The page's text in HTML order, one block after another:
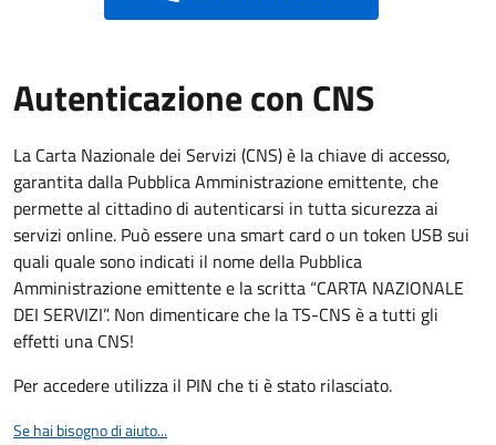
Autenticazione con CNS
La Carta Nazionale dei Servizi (CNS) è la chiave di accesso,
garantita dalla Pubblica Amministrazione emittente, che
permette al cittadino di autenticarsi in tutta sicurezza ai
servizi online. Può essere una smart card o un token USB sui
quali quale sono indicati il nome della Pubblica
Amministrazione emittente e la scritta “CARTA NAZIONALE
DEI SERVIZI”. Non dimenticare che la TS-CNS è a tutti gli
effetti una CNS!
Per accedere utilizza il PIN che ti è stato rilasciato.
Se hai bisogno di aiuto...